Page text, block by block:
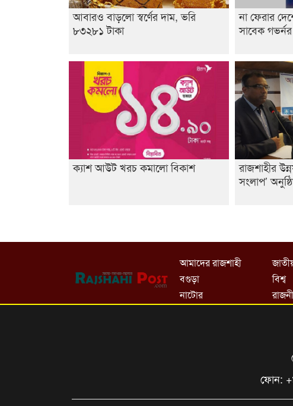
আবারও বাড়লো স্বর্ণের দাম, ভরি
৮৩২৮১ টাকা
না ফেরার
সাবেক
ক্যাশ আউট খরচ কমালো বিকাশ
রাজশাহীর
সংলাপ’
আমাদের রাজশাহী
বগুড়া
নাটোর
বিশ্ব
ফোন: